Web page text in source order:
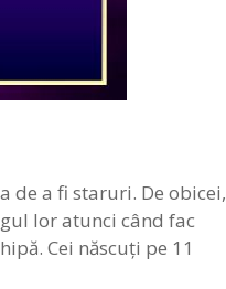
de a fi staruri. De obicei,
lor atunci când fac
Cei născuţi pe 11